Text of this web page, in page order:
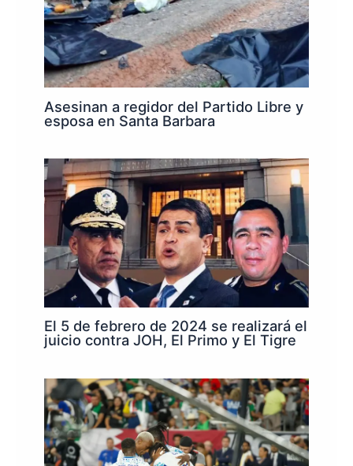
Asesinan a regidor del Partido Libre y
esposa en Santa Barbara
El 5 de febrero de 2024 se realizará el
juicio contra JOH, El Primo y El Tigre